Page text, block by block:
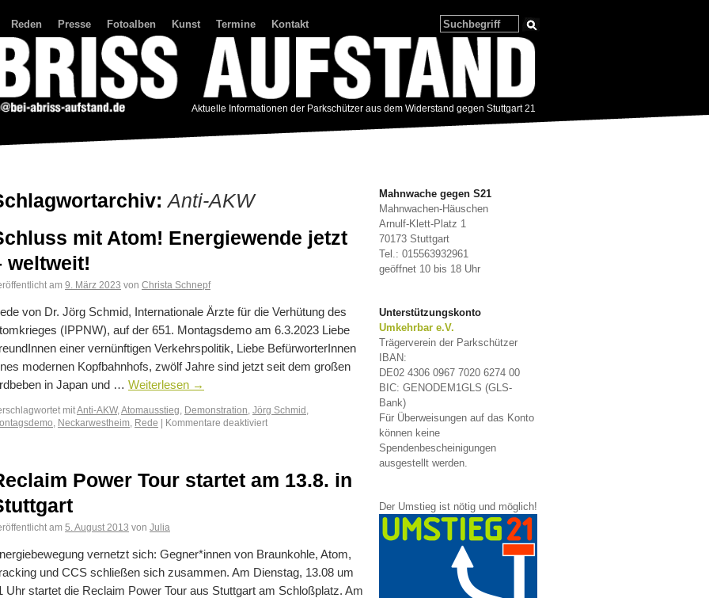
Reden Presse Fotoalben Kunst Termine Kontakt
Aktuelle Informationen der Parkschützer aus dem Widerstand gegen Stuttgart 21
Anti-AKW
mit Atom! Energiewende jetzt
weltweit!
am 9. März 2023 von Christa Schnepf
von Dr. Jörg Schmid, Internationale Ärzte für die Verhütung des
(IPPNW), auf der 651. Montagsdemo am 6.3.2023 Liebe
einer vernünftigen Verkehrspolitik, Liebe BefürworterInnen
modernen Kopfbahnhofs, zwölf Jahre sind jetzt seit dem großen
in Japan und … Weiterlesen →
mitAnti-AKW, Atomausstieg Demonstration Jörg Schmid
Neckarwestheim Rede | Kommentare deaktiviert
Power Tour startet am 13.8. in
am 5. August 2013 von Julia
vernetzt sich: Gegner*innen von Braunkohle, Atom,
und CCS schließen sich zusammen. Am Dienstag, 13.08 um
Uhr startet die Reclaim Power Tour aus Stuttgart am Schloßplatz. Am
Mahnwache gegen S21
Mahnwachen-Häuschen
Arnulf-Klett-Platz 1
70173 Stuttgart
Tel.: 015563932961
geöffnet 10 bis 18 Uhr
Unterstützungskonto
Umkehrbar e.V.
Trägerverein der Parkschützer
IBAN:
DE02 4306 0967 7020 6274 00
BIC: GENODEM1GLS (GLS-
Bank)
Für Überweisungen auf das Konto
können keine
Spendenbescheinigungen
ausgestellt werden.
Der Umstieg ist nötig und möglich!